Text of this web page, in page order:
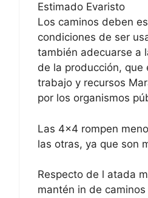
Estimado Evaristo
Los caminos deben
condiciones de ser
también adecuarse a
de la producción, que
trabajo y recursos
por los organismos
Las 4×4 rompen
las otras, ya que son
Respecto de l atada
mantén in de